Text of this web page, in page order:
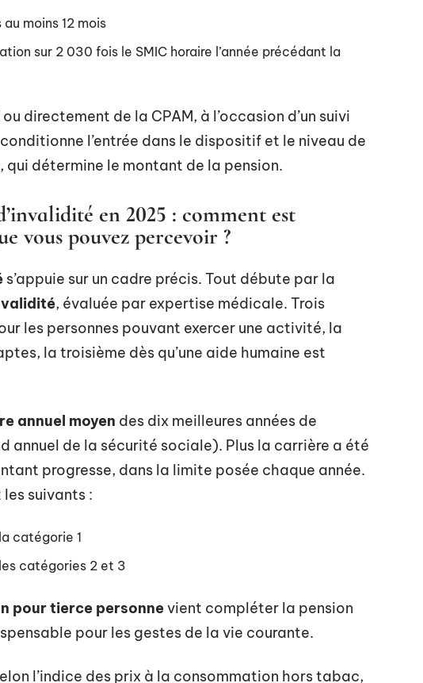
moins 12 mois
sur 2 030 fois le SMIC horaire l’année précédant la
directement de la CPAM, à l’occasion d’un suivi
l’entrée dans le dispositif et le niveau de
qui détermine le montant de la pension.
en 2025 : comment est
vous pouvez percevoir ?
s’appuie sur un cadre précis. Tout débute par la
, évaluée par expertise médicale. Trois
les personnes pouvant exercer une activité, la
la troisième dès qu’une aide humaine est
annuel moyen des dix meilleures années de
annuel de la sécurité sociale). Plus la carrière a été
progresse, dans la limite posée chaque année.
suivants :
catégorie 1
catégories 2 et 3
pour tierce personnevient compléter la pension
pour les gestes de la vie courante.
l’indice des prix à la consommation hors tabac,